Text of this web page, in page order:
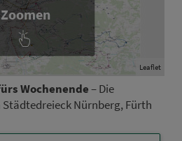
Leaflet
Zoomen
Wo­chen­en­de– Die
Nürn­berg, Fürth